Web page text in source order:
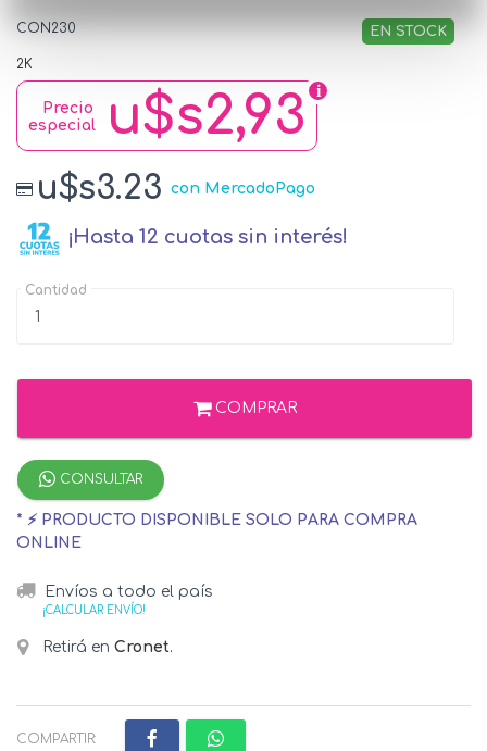
CON230 EN STOCK
2K
u$s2,93
Precio
especial
u$s3.23 con MercadoPago
¡Hasta 12 cuotas sin interés!
Cantidad
COMPRAR
CONSULTAR
* ⚡ PRODUCTO DISPONIBLE SOLO PARA COMPRA
ONLINE
Envíos a todo el país
¡CALCULAR ENVÍO!
Retirá en Cronet.
COMPARTIR: